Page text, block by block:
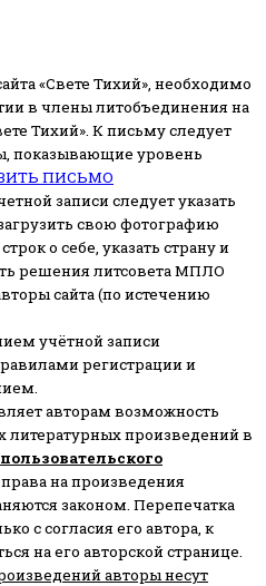
«Свете Тихий», необходимо
в члены литобъединения на
Тихий». К письму следует
показывающие уровень
ПИСЬМО
записи следует указать
свою фотографию
о себе, указать страну и
решения литсовета МПЛО
сайта (по истечению
учётной записи
регистрации и
авторам возможность
литературных произведений в
пользовательского
на произведения
законом. Перепечатка
с согласия его автора, к
на его авторской странице.
авторы несут